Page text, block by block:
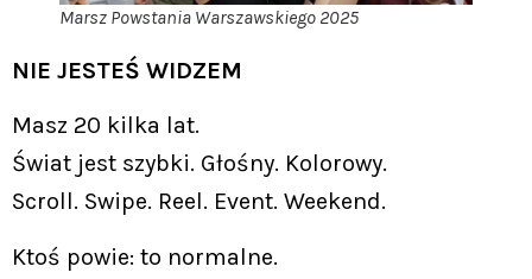
Marsz Powstania Warszawskiego 2025
NIE JESTEŚ WIDZEM
Masz 20 kilka lat.
Świat jest szybki. Głośny. Kolorowy.
Scroll. Swipe. Reel. Event. Weekend.
Ktoś powie: to normalne.